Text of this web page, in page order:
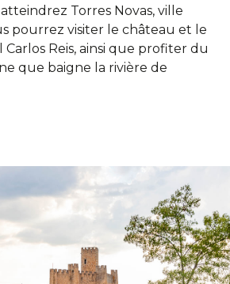
Torres Novas, ville
pourrez visiter le château et le
Reis, ainsi que profiter du
que baigne la rivière de